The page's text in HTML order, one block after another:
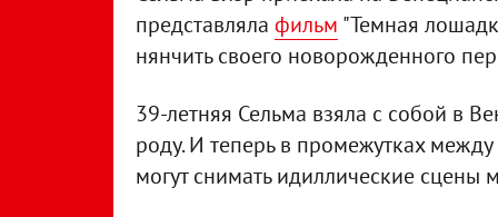
представляла фильм "Темная
нянчить своего новорожденного
39-летняя Сельма взяла с собой в
роду. И теперь в промежутках
могут снимать идиллические сцены